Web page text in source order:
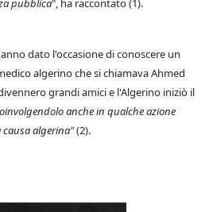
pubblica", ha raccontato (1).
dato l'occasione di conoscere un
algerino che si chiamava Ahmed
grandi amici e l'Algerino iniziò il
anche in qualche azione
causa algerina"(2).